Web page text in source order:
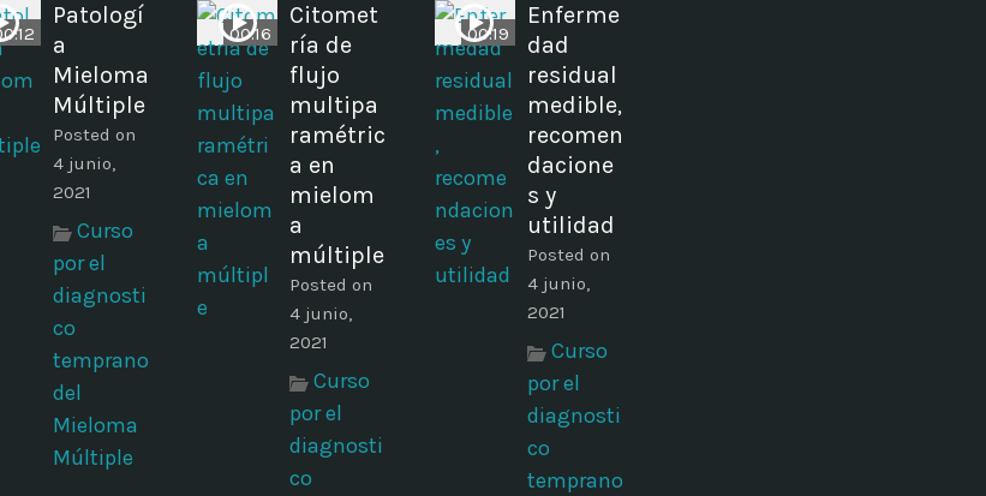
Patologí
a
Mieloma
Múltiple
Posted on
4 junio,
2021
Curso
por el
diagnosti
co
temprano
del
Mieloma
Múltiple
00:16
Citomet
ría de
flujo
multipa
ramétric
a en
mielom
a
múltiple
Posted on
4 junio,
2021
Curso
por el
diagnosti
co
00:19
Enferme
dad
residual
medible,
recomen
dacione
s y
utilidad
Posted on
4 junio,
2021
Curso
por el
diagnosti
co
temprano